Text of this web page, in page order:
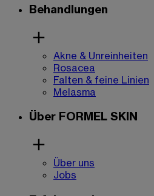
Behandlungen
Akne & Unreinheiten
Rosacea
Falten & feine Linien
Melasma
Über FORMEL SKIN
Über uns
Jobs